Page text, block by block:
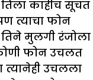
काहीच सूचत
त्याचा फोन
तिने मुलगी रंजोला
फोन उचलत
त्यानेही उचलला